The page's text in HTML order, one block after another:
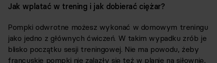
Jak wplatać w trening i jak dobierać ciężar?
Pompki odwrotne możesz wykonać w domowym treningu
jako jedno z głównych ćwiczeń. W takim wypadku zrób je
blisko początku sesji treningowej. Nie ma powodu, żeby
francuskie pompki nie zalazły się też w planie na siłownię,